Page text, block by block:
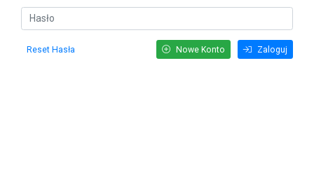
Zaloguj
Nowe Konto
Reset Hasła